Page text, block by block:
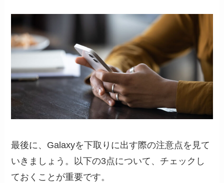
最後に、Galaxyを下取りに出す際の注意点を見て
いきましょう。以下の3点について、チェックし
ておくことが重要です。